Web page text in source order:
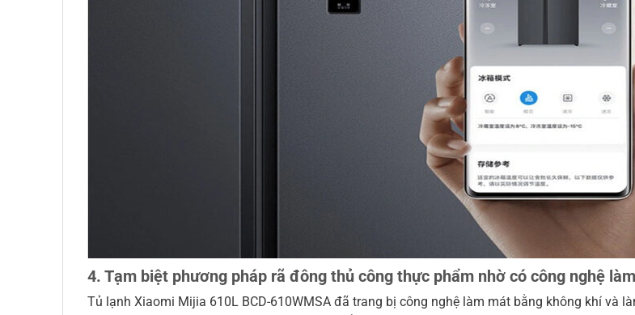
4. Tạm biệt phương pháp rã đông thủ công thực phẩm nhờ có công nghệ
Tủ lạnh Xiaomi Mijia 610L BCD-610WMSA đã trang bị công nghệ làm mát bằng không khí và